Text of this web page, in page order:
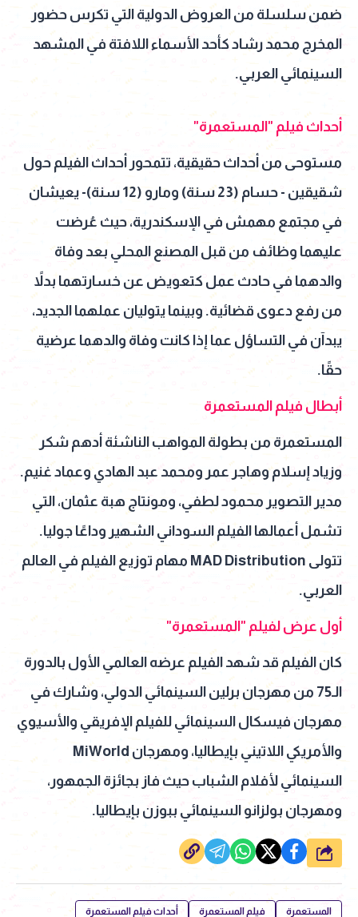
ضمن سلسلة من العروض الدولية التي تكرس حضور
المخرج محمد رشاد كأحد الأسماء اللافتة في المشهد
السينمائي العربي.
أحداث فيلم "المستعمرة"
مستوحى من أحداث حقيقية، تتمحور أحداث الفيلم حول
شقيقين - حسام (23 سنة) ومارو (12 سنة)- يعيشان
في مجتمع مهمش في الإسكندرية، حيث عُرضت
عليهما وظائف من قبل المصنع المحلي بعد وفاة
والدهما في حادث عمل كتعويض عن خسارتهما بدلاً
من رفع دعوى قضائية. وبينما يتوليان عملهما الجديد،
يبدآن في التساؤل عما إذا كانت وفاة والدهما عرضية
حقًا.
أبطال فيلم المستعمرة
المستعمرة من بطولة المواهب الناشئة أدهم شكر
وزياد إسلام وهاجر عمر ومحمد عبد الهادي وعماد غنيم.
مدير التصوير محمود لطفي، ومونتاج هبة عثمان، التي
تشمل أعمالها الفيلم السوداني الشهير وداعًا جوليا.
تتولى MAD Distribution مهام توزيع الفيلم في العالم
العربي.
أول عرض لفيلم "المستعمرة"
كان الفيلم قد شهد الفيلم عرضه العالمي الأول بالدورة
الـ75 من مهرجان برلين السينمائي الدولي، وشارك في
مهرجان فيسكال السينمائي للفيلم الإفريقي والأسيوي
والأمريكي اللاتيني بإيطاليا، ومهرجان MiWorld
السينمائي لأفلام الشباب حيث فاز بجائزة الجمهور،
ومهرجان بولزانو السينمائي ببوزن بإيطاليا.
شارك
المستعمرة فيلم المستعمرة أحداث فيلم المستعمرة